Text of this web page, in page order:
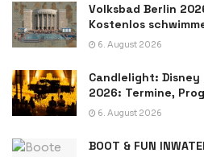
Volksbad Berlin
Kostenlos
6. August 2026
Candlelight: Disney
2026: Termine,
6. August 2026
BOOT & FUN